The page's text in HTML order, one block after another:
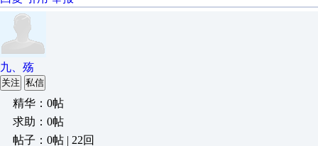
九、殇
关注 私信
精华：0帖
求助：0帖
帖子：0帖 | 22回